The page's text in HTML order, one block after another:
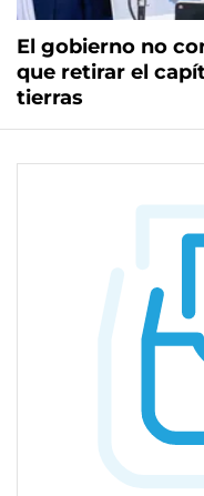
El gobierno no
que retirar el
tierras